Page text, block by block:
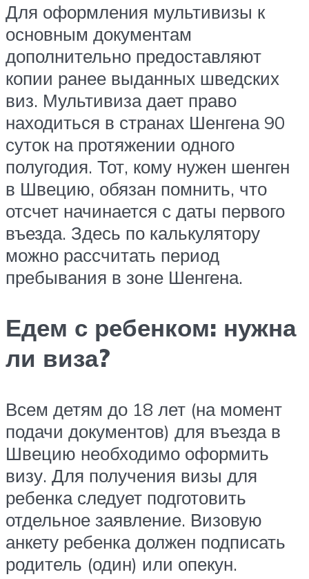
Для оформления мультивизы к
основным документам
дополнительно предоставляют
копии ранее выданных шведских
виз. Мультивиза дает право
находиться в странах Шенгена 90
суток на протяжении одного
полугодия. Тот, кому нужен шенген
в Швецию, обязан помнить, что
отсчет начинается с даты первого
въезда. Здесь по калькулятору
можно рассчитать период
пребывания в зоне Шенгена.
Едем с ребенком: нужна
ли виза?
Всем детям до 18 лет (на момент
подачи документов) для въезда в
Швецию необходимо оформить
визу. Для получения визы для
ребенка следует подготовить
отдельное заявление. Визовую
анкету ребенка должен подписать
родитель (один) или опекун.